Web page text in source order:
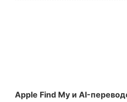
Apple Find My и AI-